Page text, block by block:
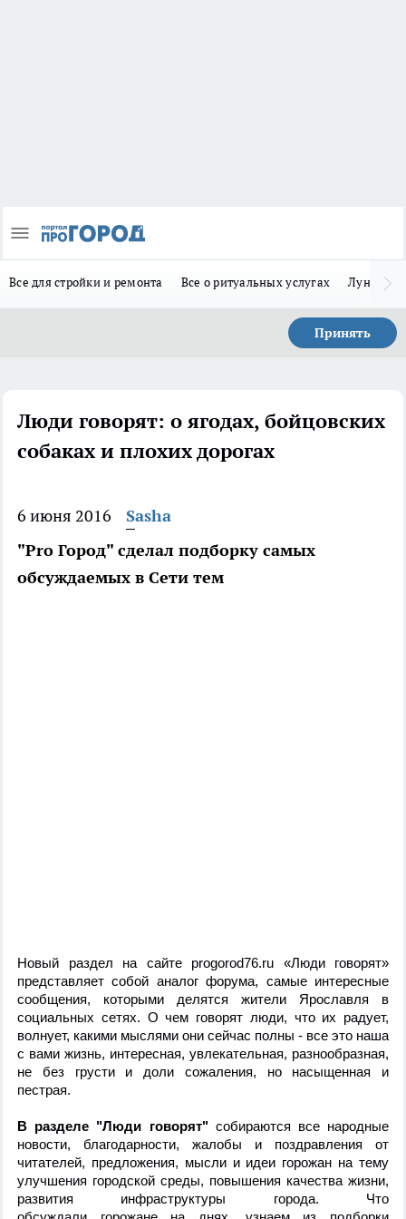
Все для стройки и ремонта Все о ритуальных услугах Лунно-
Принять
Люди говорят: о ягодах, бойцовских
собаках и плохих дорогах
6 июня 2016
Sasha
"Pro Город" сделал подборку самых
обсуждаемых в Сети тем
Новый раздел на сайте progorod76.ru «Люди говорят»
представляет собой аналог форума, самые интересные
сообщения, которыми делятся жители Ярославля в
социальных сетях. О чем говорят люди, что их радует,
волнует, какими мыслями они сейчас полны - все это наша
с вами жизнь, интересная, увлекательная, разнообразная,
не без грусти и доли сожаления, но насыщенная и
пестрая.
В разделе "Люди говорят" собираются все народные
новости, благодарности, жалобы и поздравления от
читателей, предложения, мысли и идеи горожан на тему
улучшения городской среды, повышения качества жизни,
развития инфраструктуры города. Что